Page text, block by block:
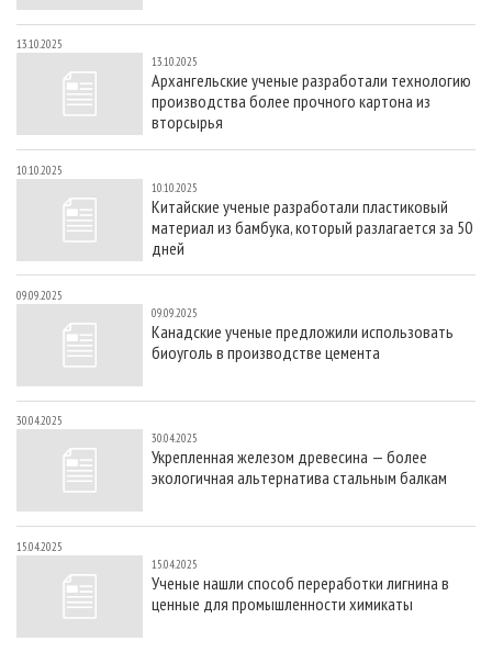
13.10.2025
13.10.2025
Архангельские ученые разработали технологию
производства более прочного картона из
вторсырья
10.10.2025
10.10.2025
Китайские ученые разработали пластиковый
материал из бамбука, который разлагается за 50
дней
09.09.2025
09.09.2025
Канадские ученые предложили использовать
биоуголь в производстве цемента
30.04.2025
30.04.2025
Укрепленная железом древесина — более
экологичная альтернатива стальным балкам
15.04.2025
15.04.2025
Ученые нашли способ переработки лигнина в
ценные для промышленности химикаты